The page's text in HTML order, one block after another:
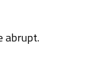
abrupt.